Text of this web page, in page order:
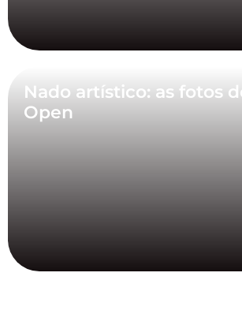
Nado artístico: as fotos
Open